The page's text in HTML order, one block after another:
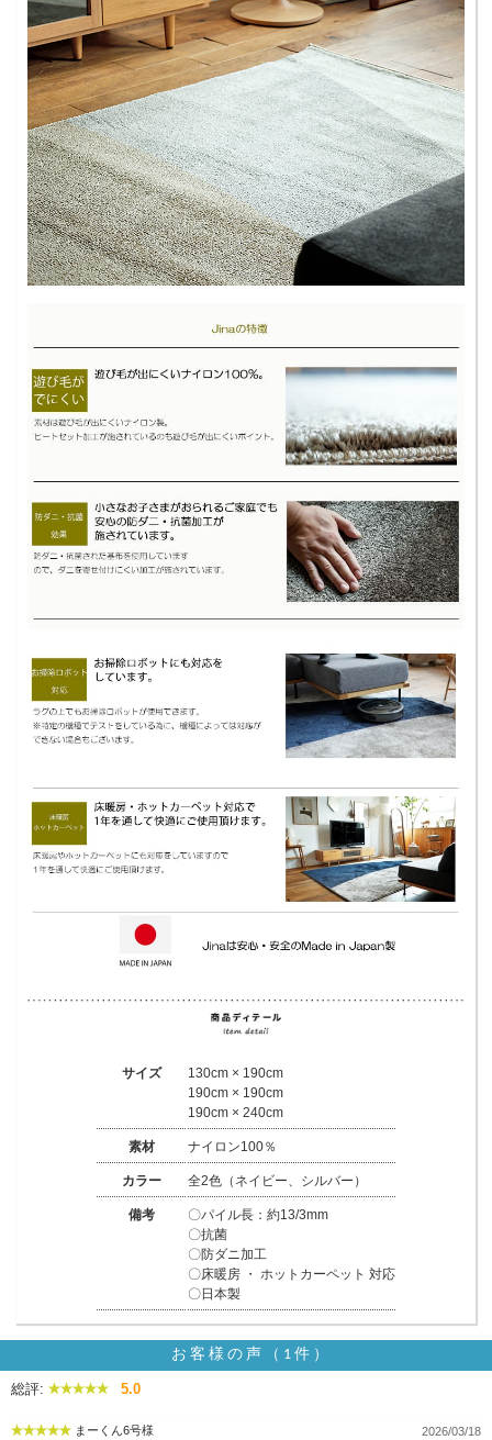
サイズ
130cm × 190cm
190cm × 190cm
190cm × 240cm
素材 ナイロン100％
カラー 全2色（ネイビー、シルバー）
備考
〇パイル長：約13/3mm
〇抗菌
〇防ダニ加工
〇床暖房 ・ ホットカーペット 対応
〇日本製
お客様の声（1件）
総評: 5.0
まーくん6号様 2026/03/18